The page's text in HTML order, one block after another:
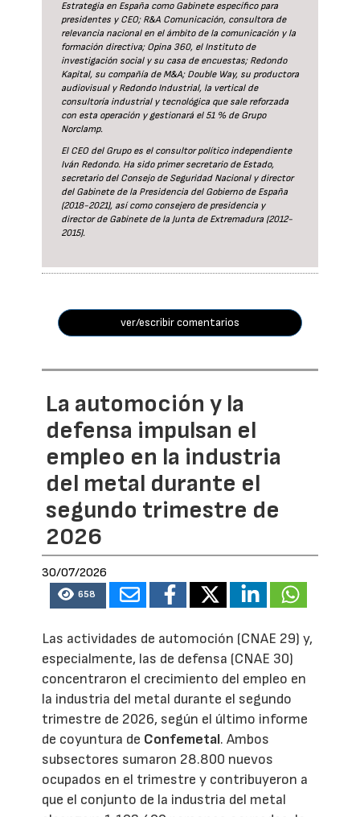
Estrategia en España como Gabinete específico para
presidentes y CEO; R&A Comunicación, consultora de
relevancia nacional en el ámbito de la comunicación y la
formación directiva; Opina 360, el Instituto de
investigación social y su casa de encuestas; Redondo
Kapital, su compañía de M&A; Double Way, su productora
audiovisual y Redondo Industrial, la vertical de
consultoría industrial y tecnológica que sale reforzada
con esta operación y gestionará el 51 % de Grupo
Norclamp.
El CEO del Grupo es el consultor político independiente
Iván Redondo. Ha sido primer secretario de Estado,
secretario del Consejo de Seguridad Nacional y director
del Gabinete de la Presidencia del Gobierno de España
(2018-2021), así como consejero de presidencia y
director de Gabinete de la Junta de Extremadura (2012-
2015).
ver/escribir comentarios
La automoción y la
defensa impulsan el
empleo en la industria
del metal durante el
segundo trimestre de
2026
30/07/2026
658
Las actividades de automoción (CNAE 29) y,
especialmente, las de defensa (CNAE 30)
concentraron el crecimiento del empleo en
la industria del metal durante el segundo
trimestre de 2026, según el último informe
de coyuntura de Confemetal. Ambos
subsectores sumaron 28.800 nuevos
ocupados en el trimestre y contribuyeron a
que el conjunto de la industria del metal